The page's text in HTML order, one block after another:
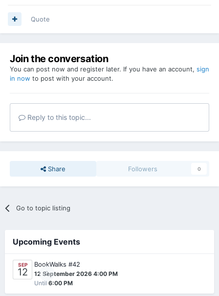
Quote
Join the conversation
You can post now and register later. If you have an account, sign
in now to post with your account.
Reply to this topic...
Share Followers 0
Go to topic listing
Upcoming Events
SEP
12 0
BookWalks #42
12 September 2026 4:00 PM
Until 6:00 PM